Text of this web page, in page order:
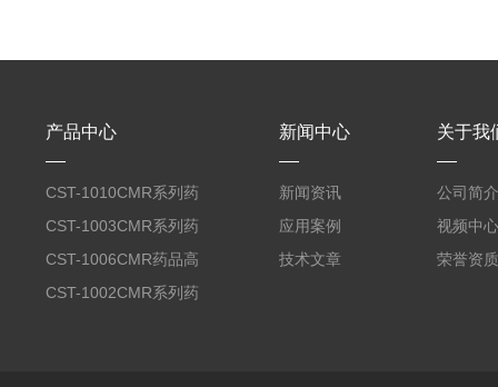
产品中心
CST-1010CMR系列药
品高温试验箱
CST-1003CMR系列药
品高温试验箱
CST-1006CMR药品高
温试验箱
CST-1002CMR系列药
新闻中心
新闻资讯
应用案例
技术文章
关于我
公司简介
视频中心
荣誉资质